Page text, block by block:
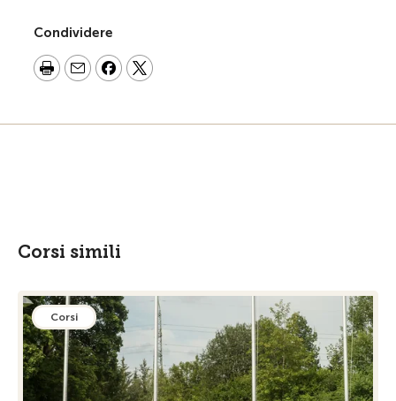
Condividere
Corsi simili
Corsi